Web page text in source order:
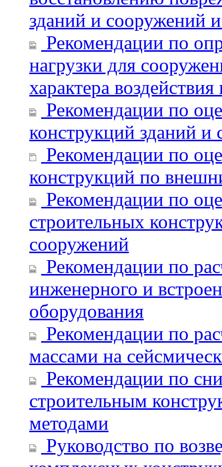
зданий и сооружений
Рекомендации по
нагрузки для
характера
Рекомендации по
конструкций зданий
Рекомендации по
конструкций по
Рекомендации по
строительных
сооружений
Рекомендации по
инженерного и
оборудования
Рекомендации по
массами на
Рекомендации по
строительным
методами
Руководство по